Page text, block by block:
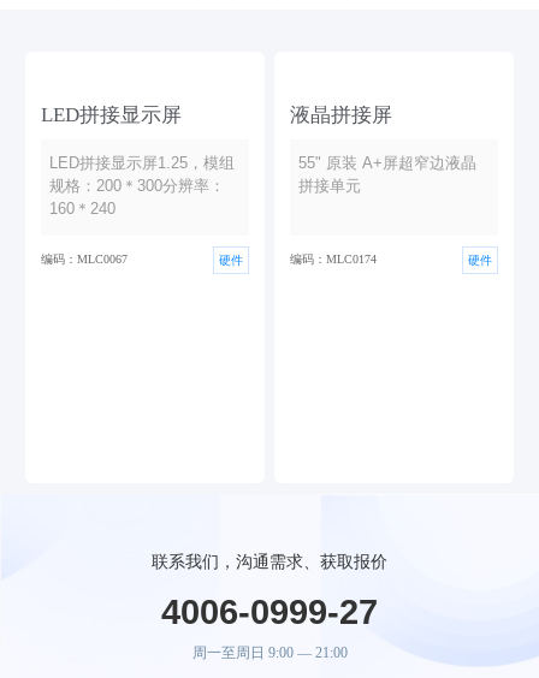
LED拼接显示屏
LED拼接显示屏1.25，模组
规格：200＊300分辨率：
160＊240
编码：MLC0067 硬件
液晶拼接屏
55" 原装 A+屏超窄边液晶
拼接单元
编码：MLC0174 硬件
联系我们，沟通需求、获取报价
4006-0999-27
周一至周日 9:00 — 21:00